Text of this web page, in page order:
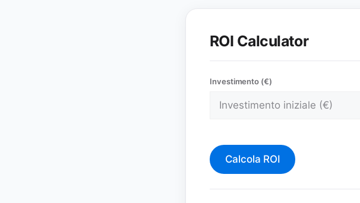
ROI Calculator
Investimento (€)
Calcola ROI